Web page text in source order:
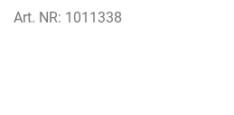
Art. NR: 1011338